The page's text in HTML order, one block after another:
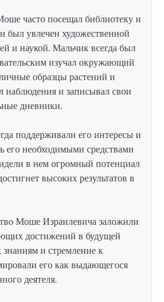
часто посещал библиотеку и
был увлечен художественной
и наукой. Мальчик всегда был
изучал окружающий
образцы растений и
наблюдения и записывал свои
дневники.
поддерживали его интересы и
его необходимыми средствами
в нем огромный потенциал
высоких результатов в
Моше Израилевича заложили
достижений в будущей
и стремление к
его как выдающегося
деятеля.